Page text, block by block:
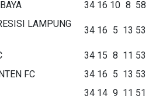
34 16 10 8 58
LAMPUNG
34 16 5 13 53
34 15 8 11 53
FC 34 16 5 13 53
34 14 9 11 51